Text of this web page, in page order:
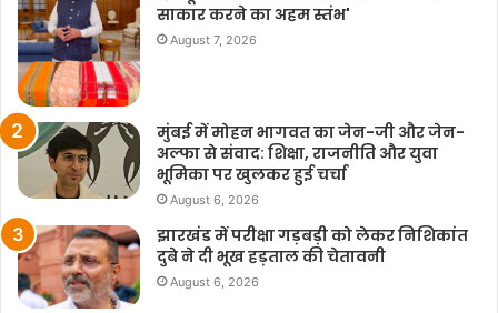
साकार करने का अहम स्तंभ'
August 7, 2026
मुंबई में मोहन भागवत का जेन-जी और जेन-
अल्फा से संवाद: शिक्षा, राजनीति और युवा
भूमिका पर खुलकर हुई चर्चा
August 6, 2026
झारखंड में परीक्षा गड़बड़ी को लेकर निशिकांत
दुबे ने दी भूख हड़ताल की चेतावनी
August 6, 2026